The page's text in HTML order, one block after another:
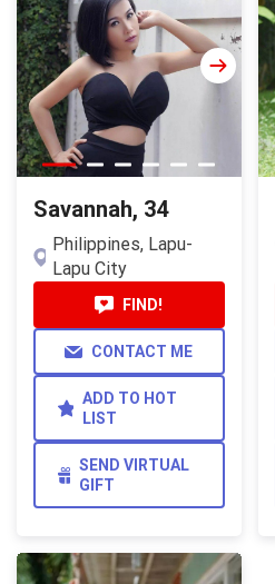
Savannah, 34
Philippines, Lapu-
Lapu City
FIND!
CONTACT ME
ADD TO HOT
LIST
SEND VIRTUAL
GIFT